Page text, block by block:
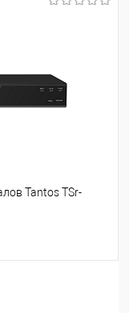
В наличии
Tantos TSr-